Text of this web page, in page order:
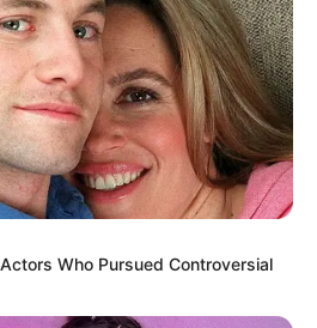
Who Pursued Controversial